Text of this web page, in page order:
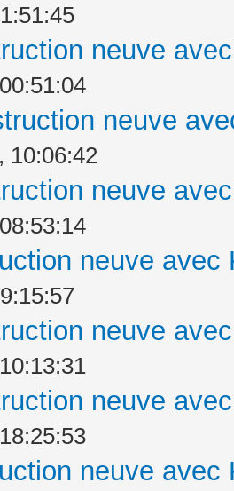
neuve
neuve
10:06:42
neuve
neuve avec
neuve
neuve
neuve avec